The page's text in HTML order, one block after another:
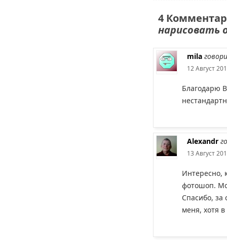
4
нарисовать
mila
12 Август
Благодарю
Alexandr
13 Август
Интересно,
фотошоп.
Спасибо, за
меня, хотя